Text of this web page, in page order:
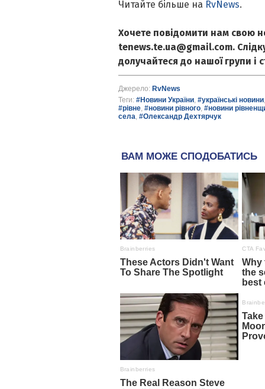
Читайте більше на RvNews.
Хочете повідомити нам свою
tenews.te.ua@gmail.com.
долучайтеся до нашої групи і
Джерело: RvNews
Теги: #Новини України, #українські новини,
#рівне, #новини рівного, #новини
села, #Олександр Дехтярчук